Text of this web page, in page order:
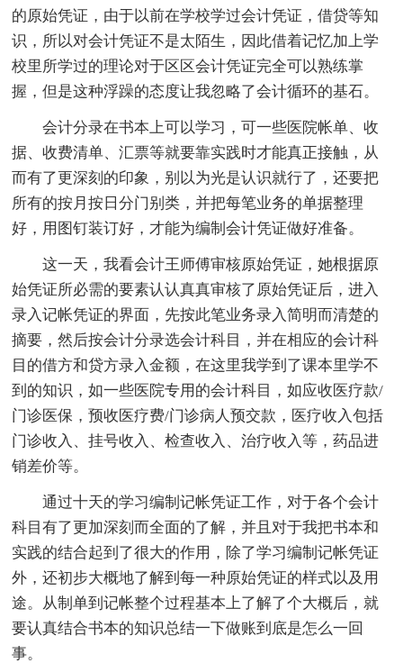
的原始凭证，由于以前在学校学过会计凭证，借贷等知
识，所以对会计凭证不是太陌生，因此借着记忆加上学
校里所学过的理论对于区区会计凭证完全可以熟练掌
握，但是这种浮躁的态度让我忽略了会计循环的基石。
会计分录在书本上可以学习，可一些医院帐单、收
据、收费清单、汇票等就要靠实践时才能真正接触，从
而有了更深刻的印象，别以为光是认识就行了，还要把
所有的按月按日分门别类，并把每笔业务的单据整理
好，用图钉装订好，才能为编制会计凭证做好准备。
这一天，我看会计王师傅审核原始凭证，她根据原
始凭证所必需的要素认认真真审核了原始凭证后，进入
录入记帐凭证的界面，先按此笔业务录入简明而清楚的
摘要，然后按会计分录选会计科目，并在相应的会计科
目的借方和贷方录入金额，在这里我学到了课本里学不
到的知识，如一些医院专用的会计科目，如应收医疗款/
门诊医保，预收医疗费/门诊病人预交款，医疗收入包括
门诊收入、挂号收入、检查收入、治疗收入等，药品进
销差价等。
通过十天的学习编制记帐凭证工作，对于各个会计
科目有了更加深刻而全面的了解，并且对于我把书本和
实践的结合起到了很大的作用，除了学习编制记帐凭证
外，还初步大概地了解到每一种原始凭证的样式以及用
途。从制单到记帐整个过程基本上了解了个大概后，就
要认真结合书本的知识总结一下做账到底是怎么一回
事。